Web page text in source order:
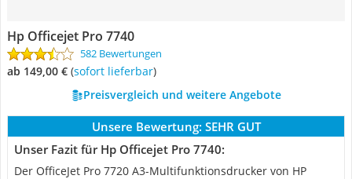
Hp Officejet Pro 7740
582 Bewertungen
ab 149,00 € ( Sofort lieferbar)
Preisvergleich und weitere Angebote
Unsere Bewertung: SEHR GUT
Unser Fazit für Hp Officejet Pro 7740:
Der OfficeJet Pro 7720 A3-Multifunktionsdrucker von HP